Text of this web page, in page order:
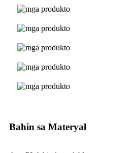
Bahin sa Materyal